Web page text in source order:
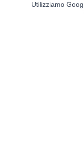
Utilizziamo